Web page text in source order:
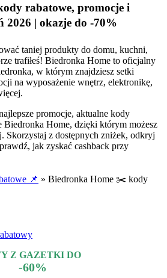
rabatowe, promocje i
2026 | okazje do -70%
taniej produkty do domu, kuchni,
trafiłeś! Biedronka Home to oficjalny
w którym znajdziesz setki
na wyposażenie wnętrz, elektronikę,
promocje, aktualne kody
Biedronka Home, dzięki którym możesz
Skorzystaj z dostępnych zniżek, odkryj
jak zyskać cashback przy
📌 » Biedronka Home ✂️ kody
Z GAZETKI DO
-60%